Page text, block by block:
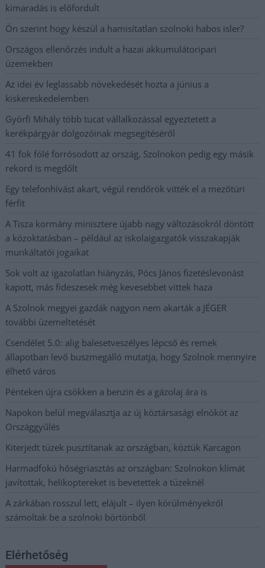
kimaradás is előfordult
Ön szerint hogy készül a hamisítatlan szolnoki habos isler?
Országos ellenőrzés indult a hazai akkumulátoripari
üzemekben
Az idei év leglassabb növekedését hozta a június a
kiskereskedelemben
Györfi Mihály több tucat vállalkozással egyeztetett a
kerékpárgyár dolgozóinak megsegítéséről
41 fok fölé forrósodott az ország, Szolnokon pedig egy másik
rekord is megdőlt
Egy telefonhívást akart, végül rendőrök vitték el a mezőtúri
férfit
A Tisza kormány minisztere újabb nagy változásokról döntött
a közoktatásban – például az iskolaigazgatók visszakapják
munkáltatói jogaikat
Sok volt az igazolatlan hiányzás, Pócs János fizetéslevonást
kapott, más fideszesek még kevesebbet vittek haza
A Szolnok megyei gazdák nagyon nem akarták a JÉGER
további üzemeltetését
Csendélet 5.0: alig balesetveszélyes lépcső és remek
állapotban levő buszmegálló mutatja, hogy Szolnok mennyire
élhető város
Pénteken újra csökken a benzin és a gázolaj ára is
Napokon belül megválasztja az új köztársasági elnököt az
Országgyűlés
Kiterjedt tüzek pusztítanak az országban, köztük Karcagon
Harmadfokú hőségriasztás az országban: Szolnokon klímát
javítottak, helikoptereket is bevetettek a tüzeknél
A zárkában rosszul lett, elájult – ilyen körülményekről
számoltak be a szolnoki börtönből
Elérhetőség